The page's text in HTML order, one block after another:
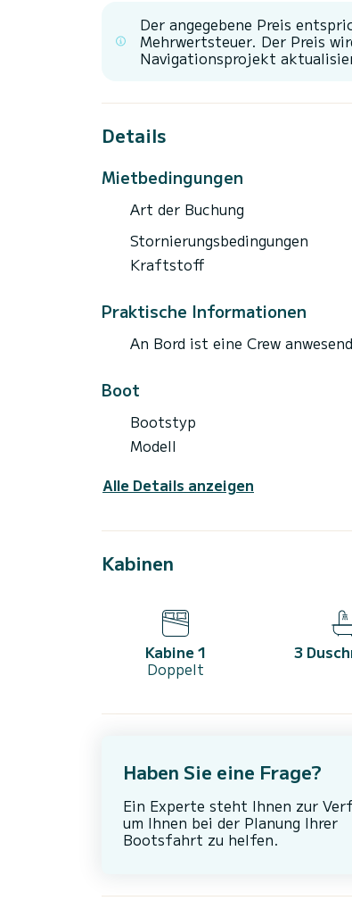
Sitzgelegenheiten bietet. Die
Luftatmosphäre zu schaffen, die
großzügige Sitzgelegenheiten für
handgefertigten Teaktisch. Sie
Der angegebene Preis
Mehrwertsteuer. Der Preis
Navigationsprojekt
Details
Mietbedingungen
Art der Buchung
Stornierungsbedingungen
Kraftstoff
Praktische Informationen
An Bord ist eine Crew
Boot
Bootstyp
Modell
Alle Details anzeigen
Kabinen
Kabine 1
Doppelt
3
Haben Sie eine Frage?
Ein Experte steht Ihnen zur
um Ihnen bei der Planung Ihrer
Bootsfahrt zu helfen.